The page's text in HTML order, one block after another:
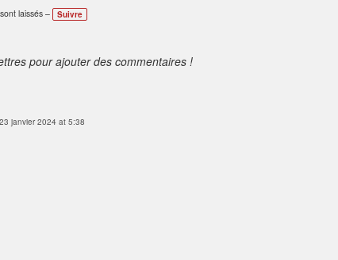
laissés – Suivre
pour ajouter des commentaires !
23 janvier 2024 at 5:38